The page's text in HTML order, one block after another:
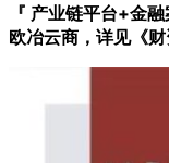
『 产业链平台+金
欧冶云商，详见《